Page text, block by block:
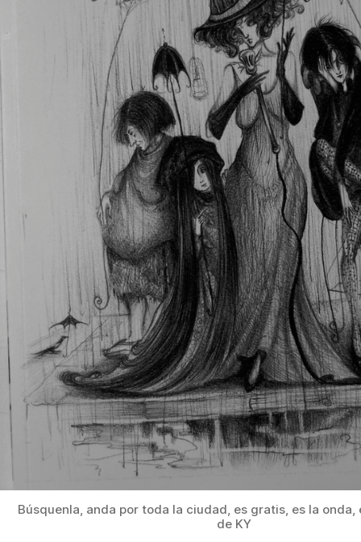
Búsquenla, anda por toda la ciudad, es gratis, es la onda,
de KY